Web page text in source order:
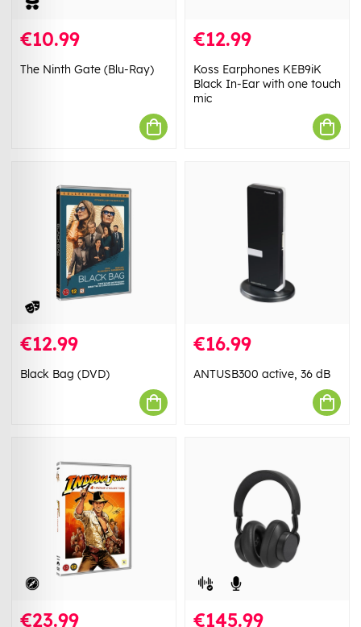
€10.99
The Ninth Gate (Blu-Ray)
€12.99
Koss Earphones KEB9iK
Black In-Ear with one touch
mic
€12.99
Black Bag (DVD)
€16.99
ANTUSB300 active, 36 dB
€23.99 €145.99